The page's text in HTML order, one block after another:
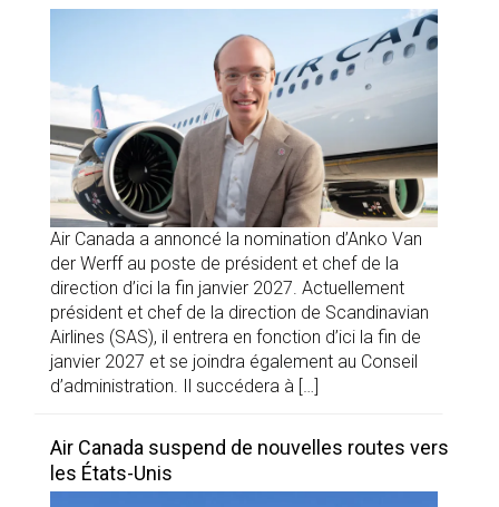
Air Canada a annoncé la nomination d’Anko Van
der Werff au poste de président et chef de la
direction d’ici la fin janvier 2027. Actuellement
président et chef de la direction de Scandinavian
Airlines (SAS), il entrera en fonction d’ici la fin de
janvier 2027 et se joindra également au Conseil
d’administration. Il succédera à […]
Air Canada suspend de nouvelles routes vers
les États-Unis